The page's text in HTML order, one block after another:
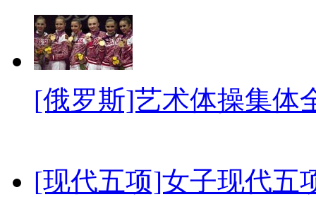
[俄罗斯]艺术体操集体
[现代五项]女子现代五